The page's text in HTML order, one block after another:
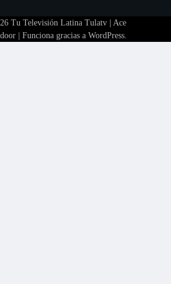
Tu Televisión Latina Tulatv| Ace
| Funciona gracias a WordPress